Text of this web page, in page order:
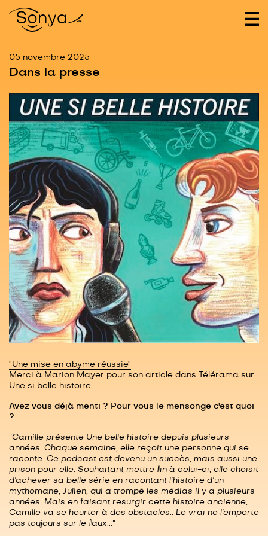
05 novembre 2025
Dans la presse
"Une mise en abyme réussie"
Merci à Marion Mayer pour son article dans Télérama sur
Une si belle histoire
Avez vous déjà menti ? Pour vous le mensonge c'est quoi
?
"Camille présente Une belle histoire depuis plusieurs
années. Chaque semaine, elle reçoit une personne qui se
raconte. Ce podcast est devenu un succès, mais aussi une
prison pour elle. Souhaitant mettre fin à celui-ci, elle choisit
d’achever sa belle série en racontant l’histoire d’un
mythomane, Julien, qui a trompé les médias il y a plusieurs
années. Mais en faisant resurgir cette histoire ancienne,
Camille va se heurter à des obstacles.. Le vrai ne l’emporte
pas toujours sur le faux..."